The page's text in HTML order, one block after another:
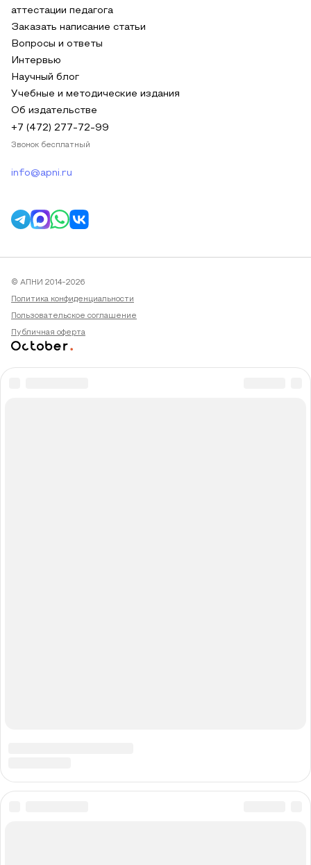
аттестации педагога
Заказать написание статьи
Вопросы и ответы
Интервью
Научный блог
Учебные и методические издания
Об издательстве
+7 (472) 277-72-99
Звонок бесплатный
info@apni.ru
© АПНИ 2014-2026
Политика конфиденциальности
Пользовательское соглашение
Публичная оферта